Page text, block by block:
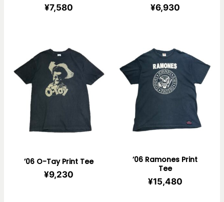
¥7,580
¥6,930
’06 O-Tay Print Tee
¥9,230
’06 Ramones Print
Tee
¥15,480